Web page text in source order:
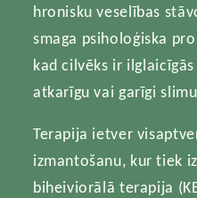
hronisku veselības
smaga psiholoģiska
kad cilvēks ir
atkarīgu vai garīgi
Terapija ietver
izmantošanu, kur tiek
biheiviorālā terapija